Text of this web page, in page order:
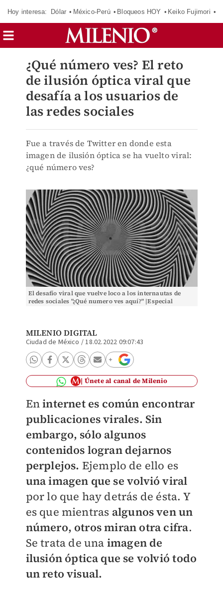
Hoy interesa: Dólar México-Perú Bloqueos HOY Keiko Fujimori
¿Qué número ves? El reto
de ilusión óptica viral que
desafía a los usuarios de
las redes sociales
Fue a través de Twitter en donde esta
imagen de ilusión óptica se ha vuelto viral:
¿qué número ves?
El desafío viral que vuelve loco a los internautas de
redes sociales "¿Qué numero ves aquí?" |Especial
MILENIO DIGITAL
Ciudad de México /18.02.2022 09:07:43
Únete al canal de Milenio
Eninternet es común encontrar
publicaciones virales. Sin
embargo, sólo algunos
contenidos logran dejarnos
perplejos. Ejemplo de ello es
una imagen que se volvió viral
por lo que hay detrás de ésta. Y
es que mientras algunos ven un
número, otros miran otra cifra.
Se trata de una imagen de
ilusión óptica que se volvió todo
un reto visual.